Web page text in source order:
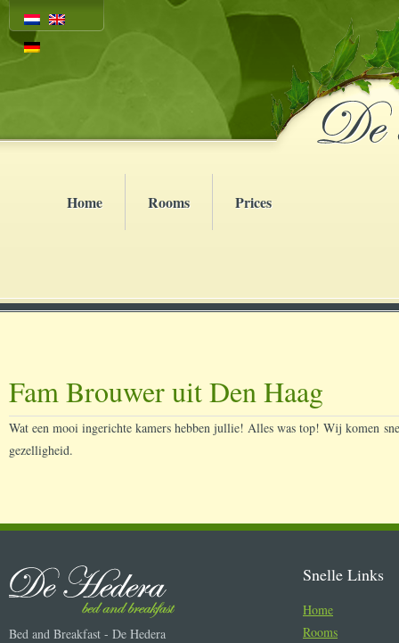
Home Rooms Prices
Fam Brouwer uit Den Haag
Wat een mooi ingerichte kamers hebben jullie! Alles was top! Wij komen
gezelligheid.
Bed and Breakfast - De Hedera
Snelle Links
Home
Rooms